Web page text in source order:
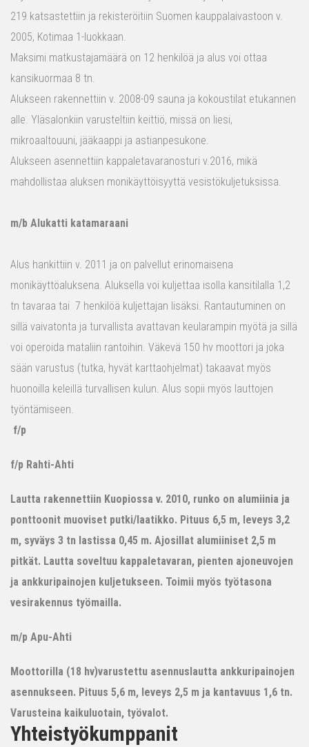
219 katsastettiin ja rekisteröitiin Suomen kauppalaivastoon v.
2005, Kotimaa 1-luokkaan.
Maksimi matkustajamäärä on 12 henkilöä ja alus voi ottaa
kansikuormaa 8 tn.
Alukseen rakennettiin v. 2008-09 sauna ja kokoustilat etukannen
alle. Yläsalonkiin varusteltiin keittiö, missä on liesi,
mikroaaltouuni, jääkaappi ja astianpesukone.
Alukseen asennettiin kappaletavaranosturi v.2016, mikä
mahdollistaa aluksen monikäyttöisyyttä vesistökuljetuksissa.
m/b Alukatti katamaraani
Alus hankittiin v. 2011 ja on palvellut erinomaisena
monikäyttöaluksena. Aluksella voi kuljettaa isolla kansitilalla 1,2
tn tavaraa tai 7 henkilöä kuljettajan lisäksi. Rantautuminen on
sillä vaivatonta ja turvallista avattavan keularampin myötä ja sillä
voi operoida mataliin rantoihin. Väkevä 150 hv moottori ja joka
sään varustus (tutka, hyvät karttaohjelmat) takaavat myös
huonoilla keleillä turvallisen kulun. Alus sopii myös lauttojen
työntämiseen.
f/p
f/p Rahti-Ahti
Lautta rakennettiin Kuopiossa v. 2010, runko on alumiinia ja
ponttoonit muoviset putki/laatikko. Pituus 6,5 m, leveys 3,2
m, syväys 3 tn lastissa 0,45 m. Ajosillat alumiiniset 2,5 m
pitkät. Lautta soveltuu kappaletavaran, pienten ajoneuvojen
ja ankkuripainojen kuljetukseen. Toimii myös työtasona
vesirakennus työmailla.
m/p Apu-Ahti
Moottorilla (18 hv)varustettu asennuslautta ankkuripainojen
asennukseen. Pituus 5,6 m, leveys 2,5 m ja kantavuus 1,6 tn.
Varusteina kaikuluotain, työvalot.
Yhteistyökumppanit